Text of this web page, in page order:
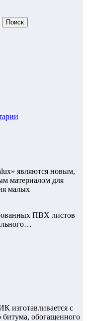
являются новым,
материалом для
малых
ПВХ листов
с
битума, обогащенного